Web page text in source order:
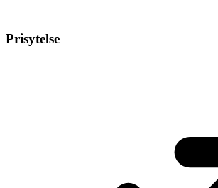
Prisytelse